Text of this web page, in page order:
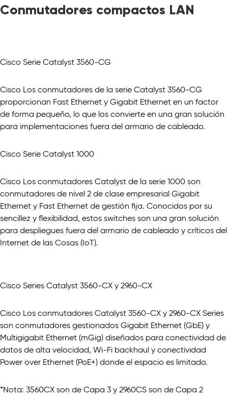
Conmutadores compactos LAN
Cisco Serie Catalyst 3560-CG
Cisco Los conmutadores de la serie Catalyst 3560-CG
proporcionan Fast Ethernet y Gigabit Ethernet en un factor
de forma pequeño, lo que los convierte en una gran solución
para implementaciones fuera del armario de cableado.
Cisco Serie Catalyst 1000
Cisco Los conmutadores Catalyst de la serie 1000 son
conmutadores de nivel 2 de clase empresarial Gigabit
Ethernet y Fast Ethernet de gestión fija. Conocidos por su
sencillez y flexibilidad, estos switches son una gran solución
para despliegues fuera del armario de cableado y críticos del
Internet de las Cosas (IoT).
Cisco Series Catalyst 3560-CX y 2960-CX
Cisco Los conmutadores Catalyst 3560-CX y 2960-CX Series
son conmutadores gestionados Gigabit Ethernet (GbE) y
Multigigabit Ethernet (mGig) diseñados para conectividad de
datos de alta velocidad, Wi-Fi backhaul y conectividad
Power over Ethernet (PoE+) donde el espacio es limitado.
*Nota: 3560CX son de Capa 3 y 2960CS son de Capa 2